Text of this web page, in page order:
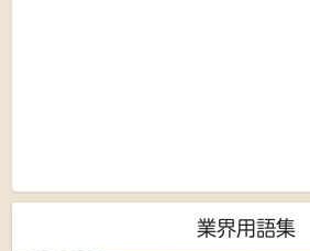
業界用語集